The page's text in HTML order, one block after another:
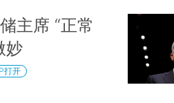
主席 “正常
妙
打开